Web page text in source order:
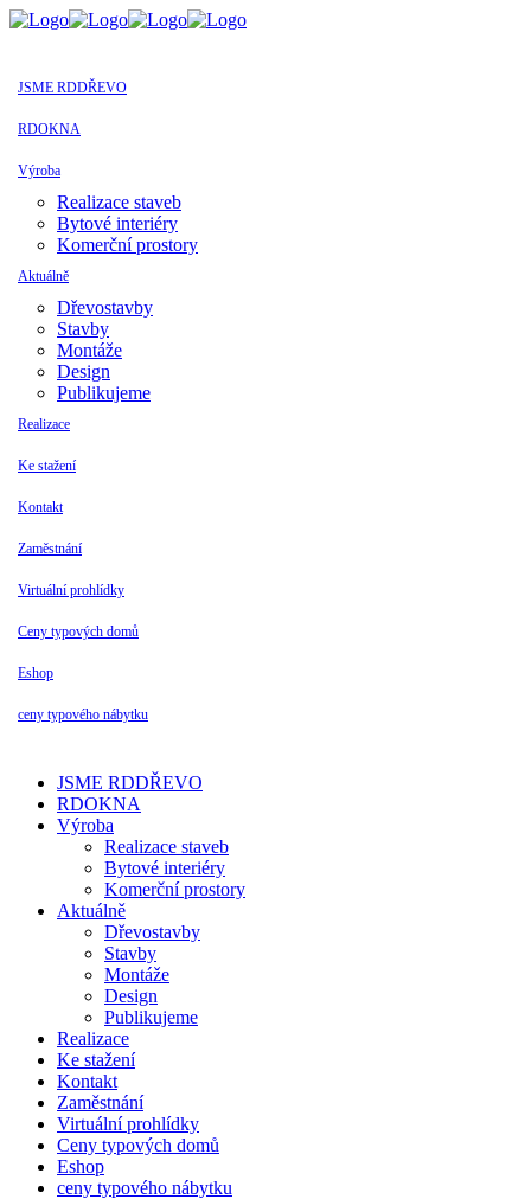
JSME RDDŘEVO
RDOKNA
Výroba
Realizace staveb
Bytové interiéry
Komerční prostory
Aktuálně
Dřevostavby
Stavby
Montáže
Design
Publikujeme
Realizace
Ke stažení
Kontakt
Zaměstnání
Virtuální prohlídky
Ceny typových domů
Eshop
ceny typového nábytku
JSME RDDŘEVO
RDOKNA
Výroba
Realizace staveb
Bytové interiéry
Komerční prostory
Aktuálně
Dřevostavby
Stavby
Montáže
Design
Publikujeme
Realizace
Ke stažení
Kontakt
Zaměstnání
Virtuální prohlídky
Ceny typových domů
Eshop
ceny typového nábytku